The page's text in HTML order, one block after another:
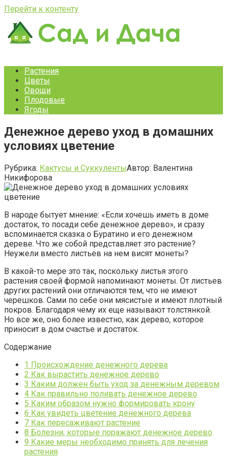
Перейти к контенту
Растения
Цветы
Овощи
Плодовые
Ягоды
Денежное дерево уход в домашних
условиях цветение
Рубрика: Кактусы и СуккулентыАвтор: Валентина
Никифорова
В народе бытует мнение: «Если хочешь иметь в доме
достаток, то посади себе денежное дерево», и сразу
вспоминается сказка о Буратино и его денежном
дереве. Что же собой представляет это растение?
Неужели вместо листьев на нем висят монеты?
В какой-то мере это так, поскольку листья этого
растения своей формой напоминают монеты. От листьев
других растений они отличаются тем, что не имеют
черешков. Сами по себе они мясистые и имеют плотный
покров. Благодаря чему их еще называют толстянкой.
Но все же, оно более известно, как дерево, которое
приносит в дом счастье и достаток.
Содержание
1 Происхождение денежного дерева
2 Как вырастить денежное дерево
3 Каким должен быть уход за денежным деревом
4 Как правильно поливать денежное дерево
5 Каким образом нужно формировать крону
6 Как увидеть цветение денежного дерева
7 Как пересаживают растение
8 Болезни, которые поражают денежное дерево
9 Какие меры необходимо принять для лечения
растения